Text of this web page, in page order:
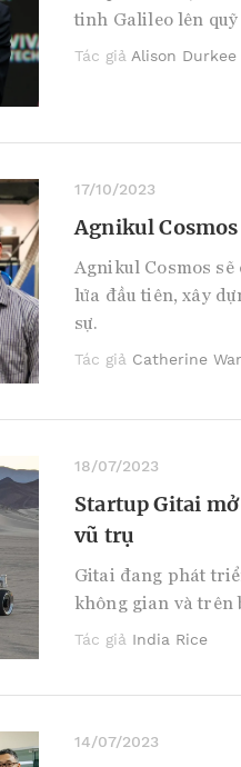
tinh Galileo lên
Tác giả Alison Durkee
17/10/2023
Agnikul
Agnikul Cosmos
lửa đầu tiên, xây
sự.
Tác giả Catherine
18/07/2023
Startup Gitai
vũ trụ
Gitai đang phát
không gian và trên
Tác giả India Rice
14/07/2023